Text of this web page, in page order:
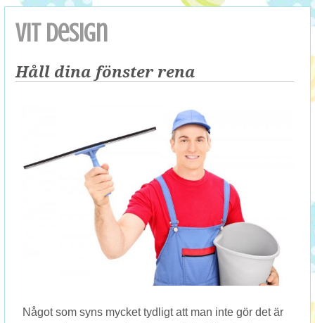
VIT design
Håll dina fönster rena
Något som syns mycket tydligt att man inte gör det är